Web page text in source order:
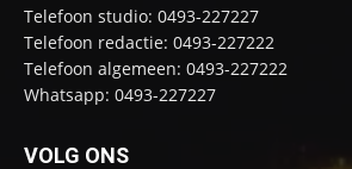
Telefoon studio: 0493-227227
Telefoon redactie: 0493-227222
Telefoon algemeen: 0493-227222
Whatsapp: 0493-227227
VOLG ONS